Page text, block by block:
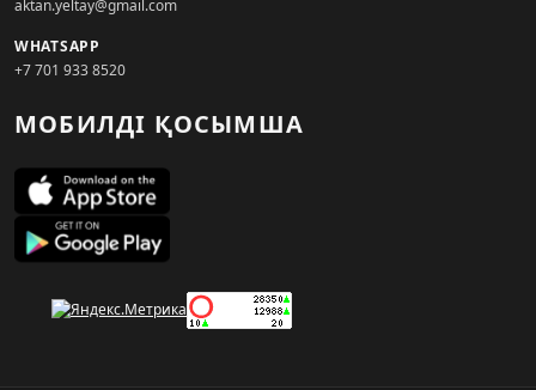
aktan.yeltay@gmail.com
WHATSAPP
+7 701 933 8520
МОБИЛДІ ҚОСЫМША